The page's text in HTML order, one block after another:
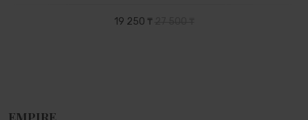
19 250 ₸